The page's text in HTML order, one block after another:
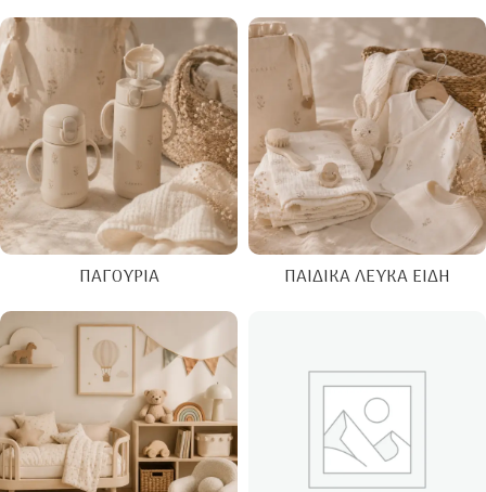
ΠΑΓΟΎΡΙΑ ΠΑΙΔΙΚΆ ΛΕΥΚΆ ΕΊΔΗ